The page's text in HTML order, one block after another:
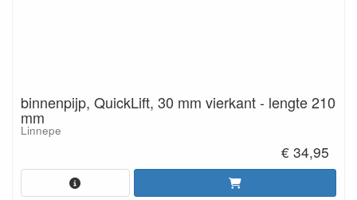
binnenpijp, QuickLift, 30 mm vierkant - lengte 210
mm
Linnepe
€ 34,95